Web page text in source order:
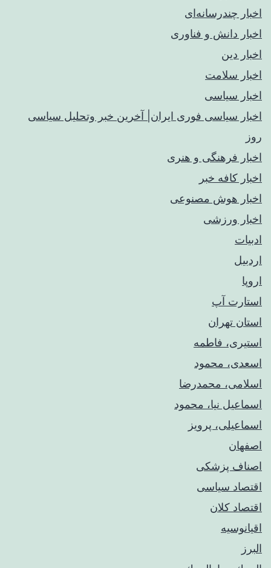
اخبار چندرسانه‌ای
اخبار دانش و فناوری
اخبار دین
اخبار سلامت
اخبار سیاسی
اخبار سیاسی فوری ایران| آخرین خبر وتحلیل سیاسی
روز
اخبار فرهنگی و هنری
اخبار کافه خبر
اخبار هوش مصنوعی
اخبار ورزشی
ادبیات
اردبیل
اروپا
استارت آپ
استان تهران
استیری، فاطمه
اسعدی، محمود
اسلامی، محمدرضا
اسماعیل نیا، محمود
اسماعیلی، پرویز
اصفهان
اصناف پزشکی
اقتصاد سیاسی
اقتصاد کلان
اقیانوسیه
البرز